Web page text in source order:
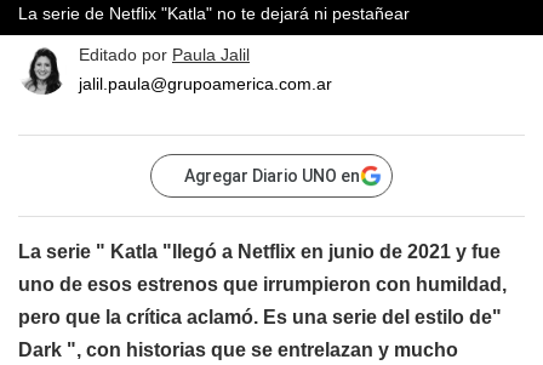
La serie de Netflix "Katla" no te dejará ni pestañear
Editado por Paula Jalil
jalil.paula@grupoamerica.com.ar
Agregar Diario UNO en
La serie " Katla "llegó a Netflix en junio de 2021 y fue
uno de esos estrenos que irrumpieron con humildad,
pero que la crítica aclamó. Es una serie del estilo de"
Dark ", con historias que se entrelazan y mucho